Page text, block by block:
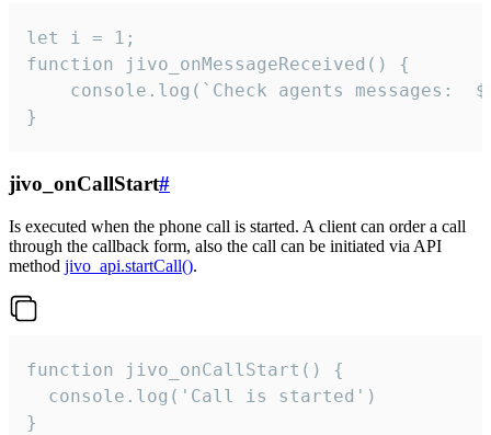
let i = 1;
function jivo_onMessageReceived() {
}
jivo_onCallStart#
Is executed when the phone call is started. A client can order a call
through the callback form, also the call can be initiated via API
method jivo_api.startCall().
function jivo_onCallStart() {
  console.log('Call is started')
}